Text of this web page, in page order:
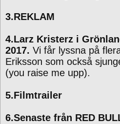
3.REKLAM
4.Larz Kristerz i
2017. Vi får lyssna på
Eriksson som också
(you raise me upp).
5.Filmtrailer
6.Senaste från RED